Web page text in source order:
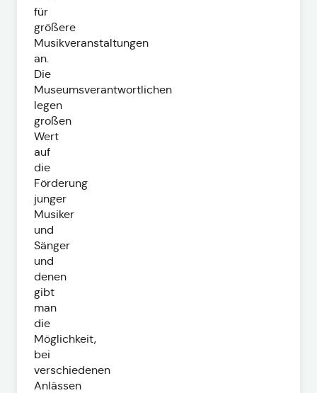
für
größere
Musikveranstaltungen
an.
Die
Museumsverantwortlichen
legen
großen
Wert
auf
die
Förderung
junger
Musiker
und
Sänger
und
denen
gibt
man
die
Möglichkeit,
bei
verschiedenen
Anlässen